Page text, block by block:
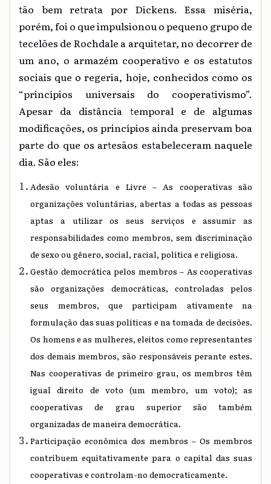
tão bem retrata por Dickens. Essa miséria,
porém, foi o que impulsionou o pequeno grupo de
tecelões de Rochdale a arquitetar, no decorrer de
um ano, o armazém cooperativo e os estatutos
sociais que o regeria, hoje, conhecidos como os
“princípios universais do cooperativismo”.
Apesar da distância temporal e de algumas
modificações, os princípios ainda preservam boa
parte do que os artesãos estabeleceram naquele
dia. São eles:
Adesão voluntária e Livre – As cooperativas são
organizações voluntárias, abertas a todas as pessoas
aptas a utilizar os seus serviços e assumir as
responsabilidades como membros, sem discriminação
de sexo ou gênero, social, racial, política e religiosa.
Gestão democrática pelos membros – As cooperativas
são organizações democráticas, controladas pelos
seus membros, que participam ativamente na
formulação das suas políticas e na tomada de decisões.
Os homens e as mulheres, eleitos como representantes
dos demais membros, são responsáveis perante estes.
Nas cooperativas de primeiro grau, os membros têm
igual direito de voto (um membro, um voto); as
cooperativas de grau superior são também
organizadas de maneira democrática.
Participação econômica dos membros – Os membros
contribuem equitativamente para o capital das suas
cooperativas e controlam-no democraticamente.